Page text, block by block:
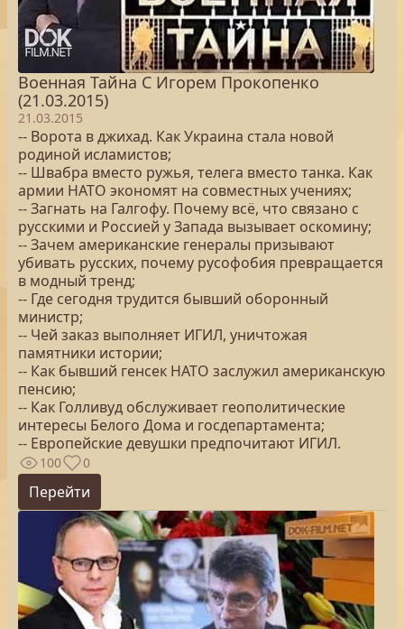
Военная Тайна С Игорем Прокопенко
(21.03.2015)
21.03.2015
-- Ворота в джихад. Как Украина стала новой
родиной исламистов;
-- Швабра вместо ружья, телега вместо танка. Как
армии НАТО экономят на совместных учениях;
-- Загнать на Галгофу. Почему всё, что связано с
русскими и Россией у Запада вызывает оскомину;
-- Зачем американские генералы призывают
убивать русских, почему русофобия превращается
в модный тренд;
-- Где сегодня трудится бывший оборонный
министр;
-- Чей заказ выполняет ИГИЛ, уничтожая
памятники истории;
-- Как бывший генсек НАТО заслужил американскую
пенсию;
-- Как Голливуд обслуживает геополитические
интересы Белого Дома и госдепартамента;
-- Европейские девушки предпочитают ИГИЛ.
100 0
Перейти